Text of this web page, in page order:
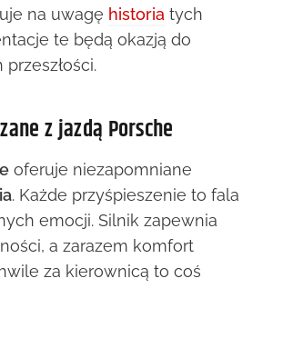
na uwagę historia tych
te będą okazją do
przeszłości.
z jazdą Porsche
oferuje niezapomniane
. Każde przyśpieszenie to fala
emocji. Silnik zapewnia
a zarazem komfort
za kierownicą to coś